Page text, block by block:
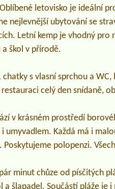
letovisko je ideální
nejlevnější ubytování se
Letní kemp je vhodný
škol v přírodě.
s vlasní sprchou a
celý den snídaně,
v krásném prostředí
umyvadlem. Každá má i
polopenzi.
minut chůze od písčitých
a šlapadel. Součástí pláže